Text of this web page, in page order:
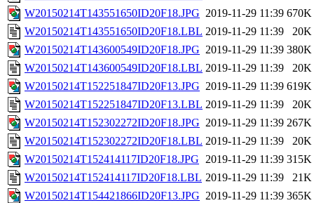
W20150214T143551650ID20F18.JPG 2019-11-29 11:39 670K
W20150214T143551650ID20F18.LBL 2019-11-29 11:39
20K
W20150214T143600549ID20F18.JPG 2019-11-29 11:39 380K
W20150214T143600549ID20F18.LBL 2019-11-29 11:39
20K
W20150214T152251847ID20F13.JPG 2019-11-29 11:39 619K
W20150214T152251847ID20F13.LBL 2019-11-29 11:39
20K
W20150214T152302272ID20F18.JPG 2019-11-29 11:39 267K
W20150214T152302272ID20F18.LBL 2019-11-29 11:39
20K
W20150214T152414117ID20F18.JPG 2019-11-29 11:39 315K
W20150214T152414117ID20F18.LBL 2019-11-29 11:39
21K
W20150214T154421866ID20F13.JPG 2019-11-29 11:39 365K